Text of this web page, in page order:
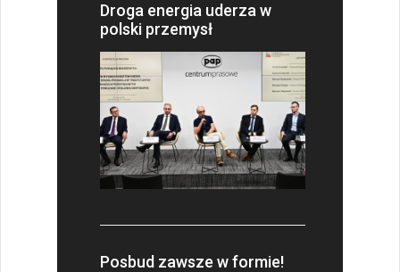
Droga energia uderza w
polski przemysł
Posbud zawsze w formie!